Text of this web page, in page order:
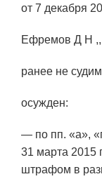
от 7 декабря
Ефремов Д Н ,,
ранее не
осужден:
— по пп. «а»,
31 марта 2015
штрафом в